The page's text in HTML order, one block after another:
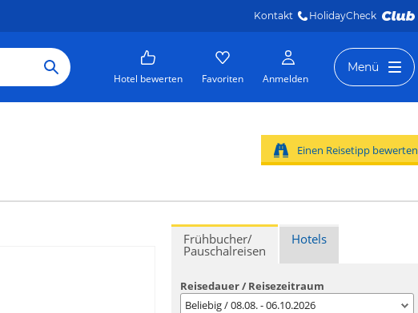
Kontakt HolidayCheck
Hotel bewerten Favoriten Anmelden
Menü
Einen Reisetipp bewerten
Frühbucher/
Pauschalreisen
Hotels
Reisedauer / Reisezeitraum
Beliebig / 08.08. - 06.10.2026